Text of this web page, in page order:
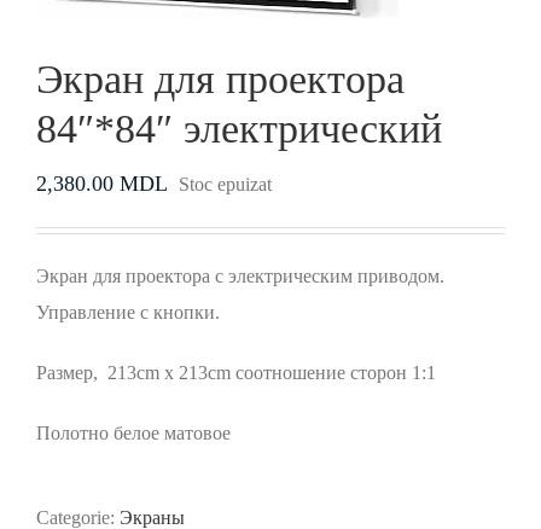
Экран для проектора
84″*84″ электрический
2,380.00 MDL Stoc epuizat
Экран для проектора с электрическим приводом.
Управление с кнопки.
Размер, 213cm x 213cm соотношение сторон 1:1
Полотно белое матовое
Categorie: Экраны